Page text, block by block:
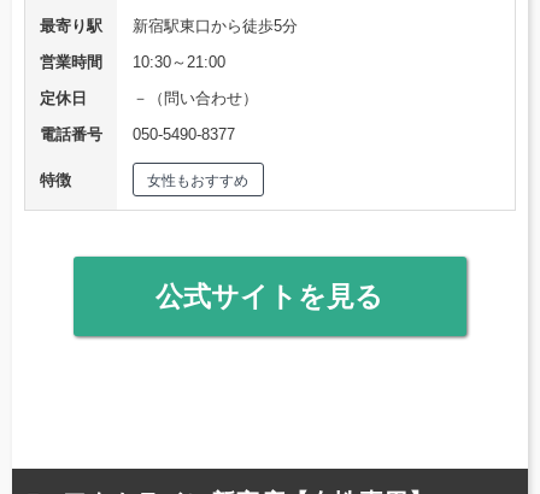
最寄り駅
新宿駅東口から徒歩5分
営業時間
10:30～21:00
定休日
－（問い合わせ）
電話番号
050-5490-8377
特徴 女性もおすすめ
公式サイトを見る